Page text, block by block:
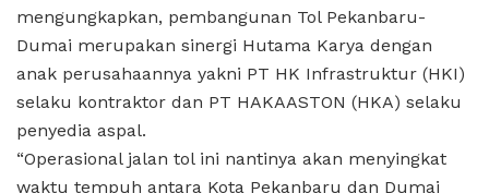
mengungkapkan, pembangunan Tol Pekanbaru-
Dumai merupakan sinergi Hutama Karya dengan
anak perusahaannya yakni PT HK Infrastruktur (HKI)
selaku kontraktor dan PT HAKAASTON (HKA) selaku
penyedia aspal.
“Operasional jalan tol ini nantinya akan menyingkat
waktu tempuh antara Kota Pekanbaru dan Dumai